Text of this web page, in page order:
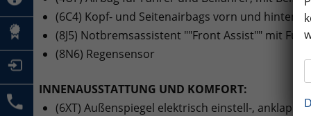
(6C4) Kopf- und Seitenairbags vorn und hinten,
(8J5) Notbremsassistent ""Front Assist"" mit
(8N6) Regensensor
INNENAUSSTATTUNG UND KOMFORT:
(6XT) Außenspiegel elektrisch einstell-, anklapp-